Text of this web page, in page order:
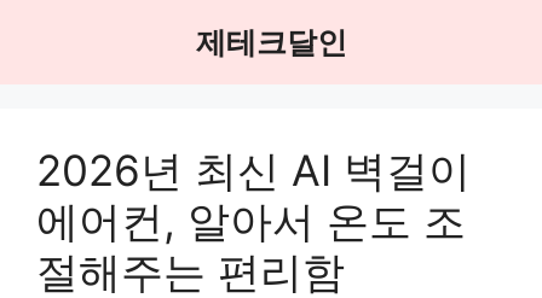
제테크달인
2026년 최신 AI 벽걸이
에어컨, 알아서 온도 조
절해주는 편리함